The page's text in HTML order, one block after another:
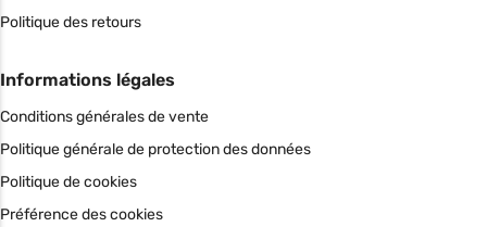
Politique des retours
Informations légales
Conditions générales de vente
Politique générale de protection des données
Politique de cookies
Préférence des cookies